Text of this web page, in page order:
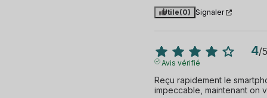
Utile(0) Signaler
4/5
Avis vérifié
Reçu rapidement le
impeccable, maintenant on